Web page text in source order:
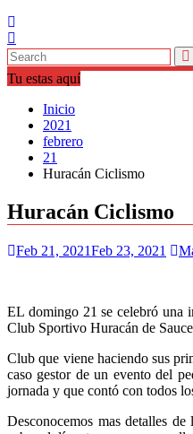
Tu estas aquí
Inicio
2021
febrero
21
Huracán Ciclismo
Huracán Ciclismo
Feb 21, 2021Feb 23, 2021
EL domingo 21 se celebró una
Club Sportivo Huracán de
Club que viene haciendo sus
caso gestor de un evento del
jornada y que contó con todos
Desconocemos mas detalles